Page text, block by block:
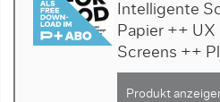
Intelligente
Papier ++ UX
Screens ++
Produkt